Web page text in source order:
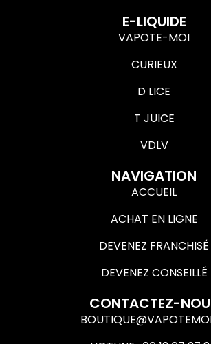
E-LIQUIDE
VAPOTE-MOI
CURIEUX
D LICE
T JUICE
VDLV
NAVIGATION
ACCUEIL
ACHAT EN LIGNE
DEVENEZ FRANCHISÉ
DEVENEZ CONSEILLÉ
CONTACTEZ-